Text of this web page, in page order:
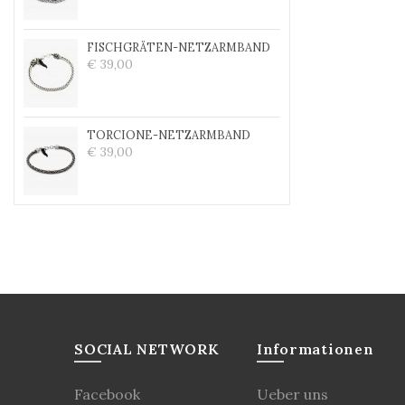
FISCHGRÄTEN-NETZARMBAND
€ 39,00
TORCIONE-NETZARMBAND
€ 39,00
SOCIAL NETWORK
Facebook
Informationen
Ueber uns